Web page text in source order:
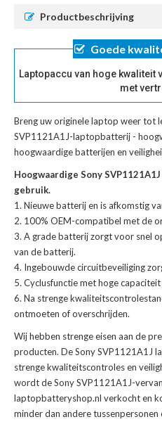
Productbeschrijving
Goede
Laptopaccu van hoge kwaliteit
met
Breng uw originele laptop weer tot
SVP1121A1J-laptopbatterij -
hoogwaardige batterijen en
Hoogwaardige Sony
gebruik.
Nieuwe batterij en is afkomstig
100% OEM-compatibel met de
A grade batterij zorgt voor snel
van de batterij.
Ingebouwde circuitbeveiliging
Cyclusfunctie met hoge
Na strenge
ontmoeten of overschrijden.
Wij hebben strenge eisen aan de
producten. DeSony SVP1121A1J
strenge kwaliteitscontroles en
wordt deSony SVP1121A1J-
laptopbatteryshop.nl verkocht en
minder dan andere tussenpersonen